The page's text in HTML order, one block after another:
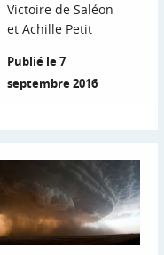
Victoire de Saléon
et Achille Petit
Publié le 7
septembre 2016